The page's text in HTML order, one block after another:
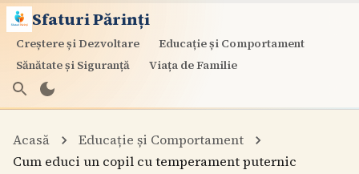
Sfaturi Părinți
Creștere și Dezvoltare
Educație și Comportament
Sănătate și Siguranță
Viața de Familie
Acasă
Educație și Comportament
Cum educi un copil cu temperament puternic